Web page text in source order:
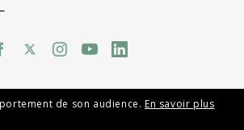
de son audience.En savoir plus